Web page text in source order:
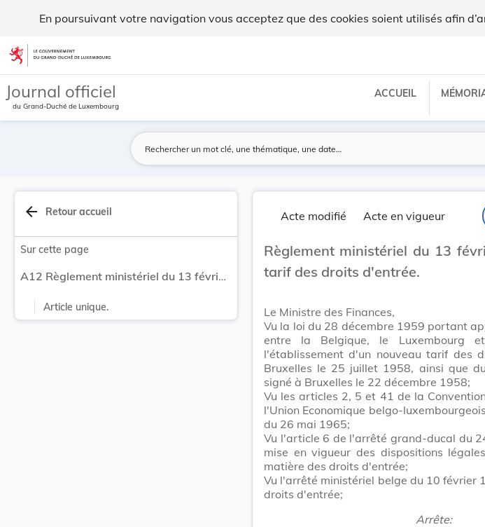
En poursuivant votre navigation vous acceptez que des cookies soient utilisés afin
Aller au contenu
Journal officiel
du Grand-Duché de Luxembourg
ACCUEIL
arrow_back Retour accueil
Sur cette page
A12 Règlement ministériel du 13 février 1970 relatif au tarif des droits d'entrée.
Article unique.
Acte modifié Acte en vigueur
Règlement ministériel du 13
tarif des droits d'entrée.
Le Ministre des Finances,
Vu la loi du 28 décembre 1959 portant
entre la Belgique, le Luxembourg
l'établissement d'un nouveau tarif des
Bruxelles le 25 juillet 1958, ainsi que
signé à Bruxelles le 22 décembre 1958;
Vu les articles 2, 5 et 41 de la
l'Union Economique belgo-
du 26 mai 1965;
Vu l'article 6 de l'arrêté grand-ducal du
mise en vigueur des dispositions
matière des droits d'entrée;
Vu l'arrêté ministériel belge du 10 février
droits d'entrée;
Arrête: